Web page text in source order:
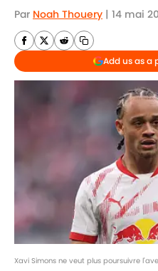
Par Noah Thouery | 14 mai
Add us as a
Xavi Simons ne veut plus poursuivre